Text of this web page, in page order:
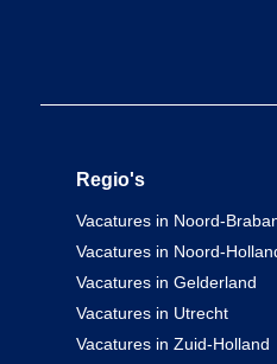
Regio's
Vacatures in Noord-
Vacatures in Noord-
Vacatures in Gelderland
Vacatures in Utrecht
Vacatures in Zuid-Holland